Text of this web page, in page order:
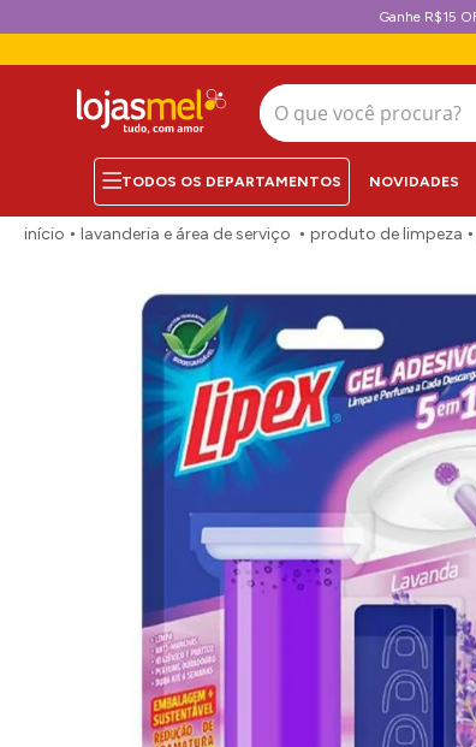
Ganhe R$15
O que você procura?
NOVIDADES
lavanderia e área de serviço produto de limpeza